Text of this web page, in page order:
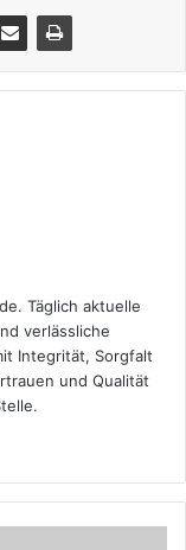
Täglich aktuelle
verlässliche
Integrität, Sorgfalt
und Qualität